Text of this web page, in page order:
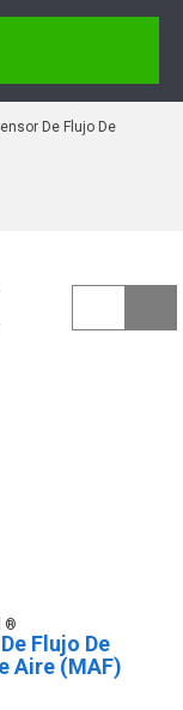
De Flujo De
Flujo De
Aire (MAF)